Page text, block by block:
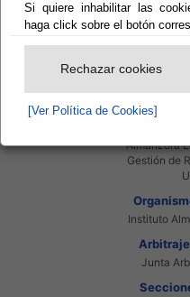
Si quiere inhabilitar las
haga click sobre el botón
Rechazar cookies
[Ver Política de Cookies]
Punto de
Manual
Almanzora
Gestión de
Instituto
Junta